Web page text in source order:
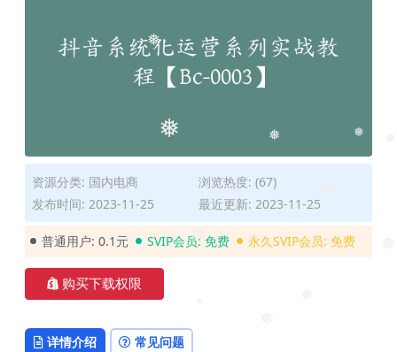
❅
❅
❅
❅
❅
❅
❅ ❅
❅
资源分类: 国内电商
浏览热度: (67)
发布时间: 2023-11-25
最近更新: 2023-11-25
普通用户: 0.1元 SVIP会员: 免费 永久SVIP会员: 免费
购买下载权限
详情介绍 常见问题